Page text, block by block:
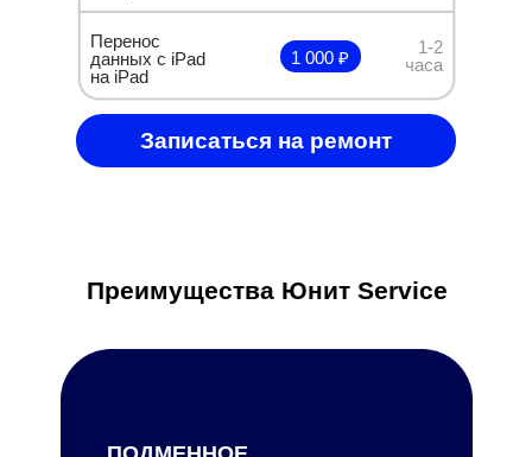
Перенос
данных с iPad
на iPad
1 000 ₽
1-2
часа
Записаться на ремонт
Преимущества Юнит Service